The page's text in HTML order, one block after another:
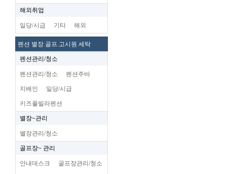
해외취업
일당/시급 기타 해외
펜션 별장.골프.고시원 세탁
펜션관리/청소
펜션관리/청소 펜션주바
지배인 일당/시급
키즈풀빌라펜션
별장~관리
별장관리/청소
골프장~ 관리
안내데스크 골프장관리/청소